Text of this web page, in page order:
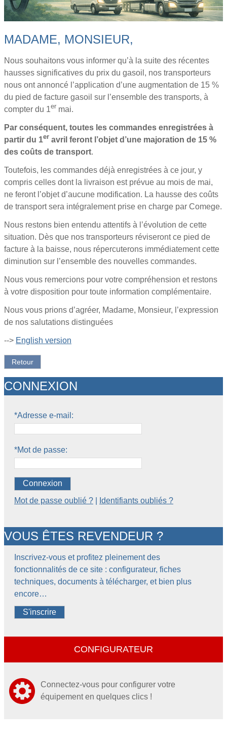
MADAME, MONSIEUR,
Nous souhaitons vous informer qu’à la suite des récentes
hausses significatives du prix du gasoil, nos transporteurs
nous ont annoncé l’application d’une augmentation de 15 %
du pied de facture gasoil sur l’ensemble des transports, à
compter du 1er mai.
Par conséquent, toutes les commandes enregistrées à
partir du 1er avril feront l’objet d’une majoration de 15 %
des coûts de transport.
Toutefois, les commandes déjà enregistrées à ce jour, y
compris celles dont la livraison est prévue au mois de mai,
ne feront l’objet d’aucune modification. La hausse des coûts
de transport sera intégralement prise en charge par Comege.
Nous restons bien entendu attentifs à l’évolution de cette
situation. Dès que nos transporteurs réviseront ce pied de
facture à la baisse, nous répercuterons immédiatement cette
diminution sur l’ensemble des nouvelles commandes.
Nous vous remercions pour votre compréhension et restons
à votre disposition pour toute information complémentaire.
Nous vous prions d’agréer, Madame, Monsieur, l’expression
de nos salutations distinguées
--> English version
Retour
CONNEXION
*Adresse e-mail:
*Mot de passe:
Connexion
Mot de passe oublié ?
Identifiants oubliés ?
VOUS ÊTES REVENDEUR ?
Inscrivez-vous et profitez pleinement des
fonctionnalités de ce site : configurateur, fiches
techniques, documents à télécharger, et bien plus
encore…
S'inscrire
CONFIGURATEUR
Connectez-vous pour configurer votre
équipement en quelques clics !